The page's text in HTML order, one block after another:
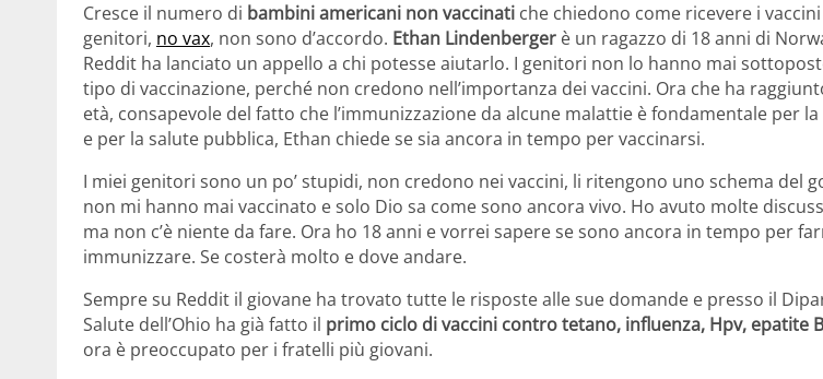
Cresce il numero di bambini americani non vaccinati che chiedono come ricevere i
genitori, no vax, non sono d’accordo. Ethan Lindenberger è un ragazzo di 18 anni di
Reddit ha lanciato un appello a chi potesse aiutarlo. I genitori non lo hanno mai
tipo di vaccinazione, perché non credono nell’importanza dei vaccini. Ora che ha
età, consapevole del fatto che l’immunizzazione da alcune malattie è fondamentale per
e per la salute pubblica, Ethan chiede se sia ancora in tempo per vaccinarsi.
I miei genitori sono un po’ stupidi, non credono nei vaccini, li ritengono uno schema del
non mi hanno mai vaccinato e solo Dio sa come sono ancora vivo. Ho avuto molte
ma non c’è niente da fare. Ora ho 18 anni e vorrei sapere se sono ancora in tempo per
immunizzare. Se costerà molto e dove andare.
Sempre su Reddit il giovane ha trovato tutte le risposte alle sue domande e presso il
Salute dell’Ohio ha già fatto il primo ciclo di vaccini contro tetano, influenza, Hpv, epatite B
ora è preoccupato per i fratelli più giovani.